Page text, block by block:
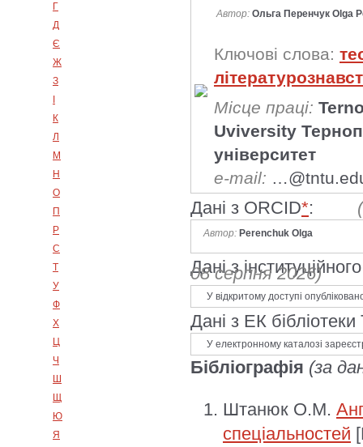
Г
Д
Є
Ж
З
К
Л
М
Н
О
П
Р
С
Т
У
Ф
Х
Ц
Ч
Ш
Щ
Ю
Я
Автор: Ольга Перенчук Olga
Ключові слова:
Місце праці:
Uviversity
університет
e-mail:
Дані з ORCID*:
Автор: Perenchuk Olga
Дані з
08 серпня 2026)
У відкритому доступі
Дані з ЕК
У електронному каталозі
Бібліографія (за
Штанюк О.М.
спеціальностей